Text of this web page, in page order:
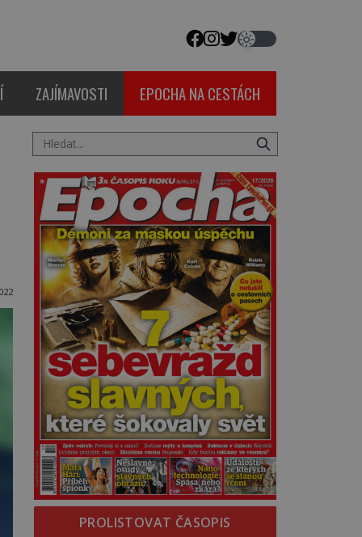
ZAJÍMAVOSTI EPOCHA NA CESTÁCH
PROLISTOVAT ČASOPIS